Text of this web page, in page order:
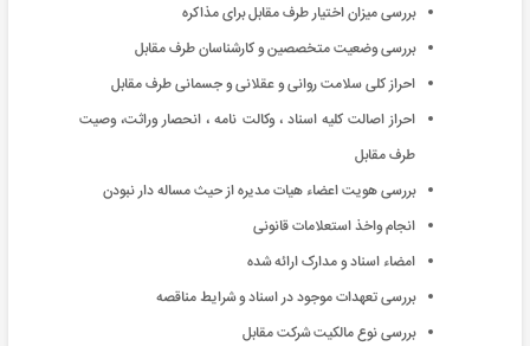
بررسی میزان اختیار طرف مقابل برای مذاکره
بررسی وضعیت متخصصین و کارشناسان طرف مقابل
احراز کلی سلامت روانی و عقلانی و جسمانی طرف مقابل
احراز اصالت کلیه اسناد ، وکالت نامه ، انحصار وراثت، وصیت
طرف مقابل
بررسی هویت اعضاء هیات مدیره از حیث مساله دار نبودن
انجام واخذ استعلامات قانونی
امضاء اسناد و مدارک ارائه شده
بررسی تعهدات موجود در اسناد و شرایط مناقصه
بررسی نوع مالکیت شرکت مقابل